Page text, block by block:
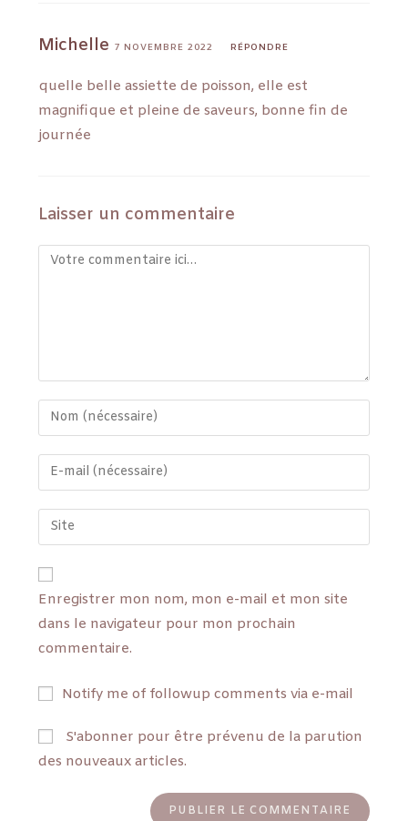
Michelle 7 NOVEMBRE 2022 RÉPONDRE
quelle belle assiette de poisson, elle est
magnifique et pleine de saveurs, bonne fin de
journée
Laisser un commentaire
Enregistrer mon nom, mon e-mail et mon site
dans le navigateur pour mon prochain
commentaire.
Notify me of followup comments via e-mail
S'abonner pour être prévenu de la parution
des nouveaux articles.